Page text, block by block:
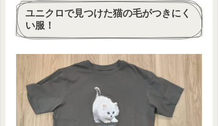
ユニクロで見つけた猫の毛がつきにく
い服！